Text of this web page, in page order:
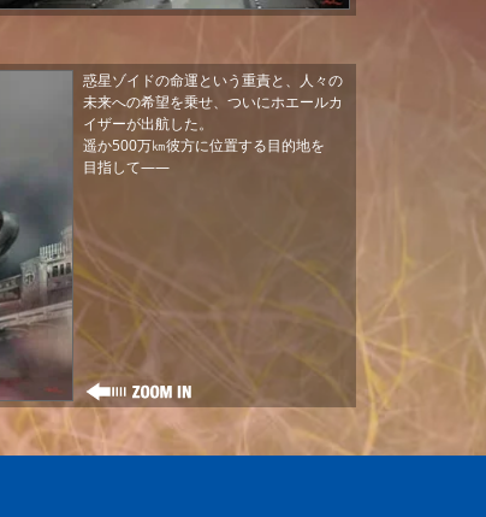
惑星ゾイドの命運という重責と、人々の
未来への希望を乗せ、ついにホエールカ
イザーが出航した。
遥か500万㎞彼方に位置する目的地を
目指して――